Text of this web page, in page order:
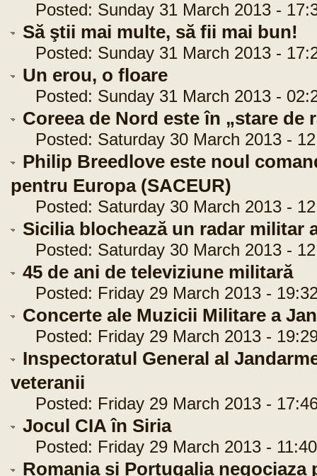
Posted: Sunday 31 March 2013 -
Să ştii mai multe, să fii mai bun!
Posted: Sunday 31 March 2013 -
Un erou, o floare
Posted: Sunday 31 March 2013 -
Coreea de Nord este în „stare de
Posted: Saturday 30 March 2013 -
Philip Breedlove este noul
pentru Europa (SACEUR)
Posted: Saturday 30 March 2013 -
Sicilia blochează un radar militar
Posted: Saturday 30 March 2013 -
45 de ani de televiziune militară
Posted: Friday 29 March 2013 -
Concerte ale Muzicii Militare a
Posted: Friday 29 March 2013 -
Inspectoratul General al
veteranii
Posted: Friday 29 March 2013 -
Jocul CIA în Siria
Posted: Friday 29 March 2013 -
Romania si Portugalia negociaza